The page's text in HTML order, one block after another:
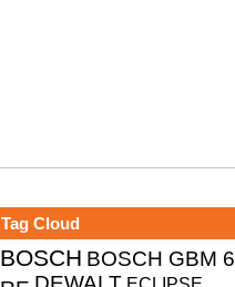
Tag Cloud
BOSCH BOSCH GBM 6